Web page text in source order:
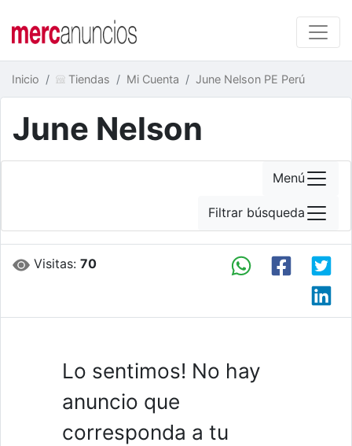
Inicio Tiendas Mi Cuenta June Nelson PE Perú
June Nelson
Visitas:70
Lo sentimos! No hay
anuncio que
corresponda a tu
Menú
Filtrar búsqueda